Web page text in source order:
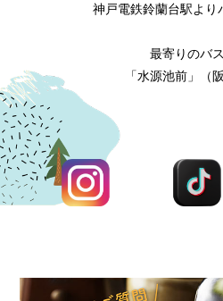
神戸電鉄鈴蘭台駅より
最寄りのバ
「水源池前」（